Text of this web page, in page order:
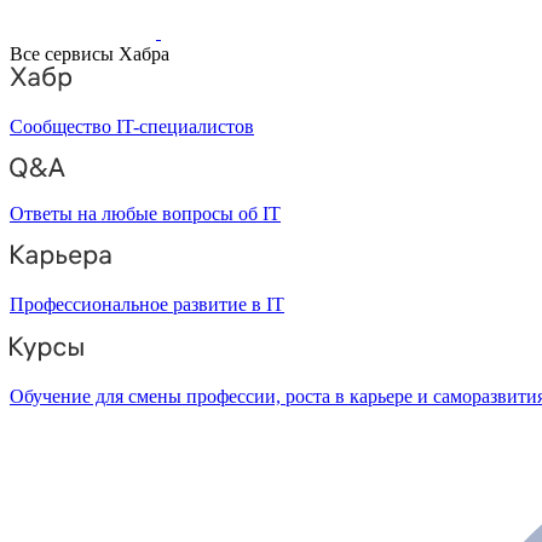
Все сервисы Хабра
Сообщество IT-специалистов
Ответы на любые вопросы об IT
Профессиональное развитие в IT
Обучение для смены профессии, роста в карьере и